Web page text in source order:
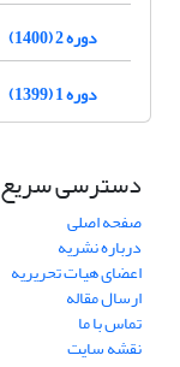
دوره 2 (1400)
دوره 1 (1399)
دسترسی سریع
صفحه اصلی
درباره نشریه
اعضای هیات تحریریه
ارسال مقاله
تماس با ما
نقشه سایت